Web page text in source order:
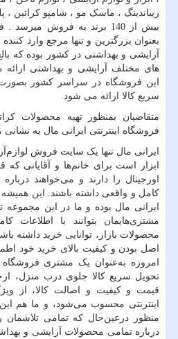
ریباندینگ ، ماسک مو ، شامپو کراتین
بیش از 140 برند به فروش
بعنوان بزرگترین و تنها مرجع وارد
های مختلف آرایشی و بهداشتی ارائه
این فروشگاه در سراسر کشور بصورت
سریع کالا ارائه می شود.
متقاضیان بمنظور تهیه محصولات
فروشگاه اینترنتی ایرانی مال به نشانی
ایرانی مال تنها یک سایت فروش
ابزار است برای خانم‌ها و آقایانی
اورجینال را دارند و می‌خواهند
کامل و واقعی داشته باشند. این
ایرانی مال بوده و ما در این
مشتری‌هایمان بتوانند با اطلاعات
محصولات بازار، توانایی خرید داشته
اصل بودن و کیفیت بالای خرید خود
امروزه به‌عنوان یک مشتری فروشگاه
تحویل سریع کالا جلوی درب منزل،
قیمت و کیفیت و اصالت کالا، از
اینترنتی محسوب می‌شود، و ما هم
منظور درعین‌حال که تمامی تلاشمان
درباره تمامی محصولات آرایشی و